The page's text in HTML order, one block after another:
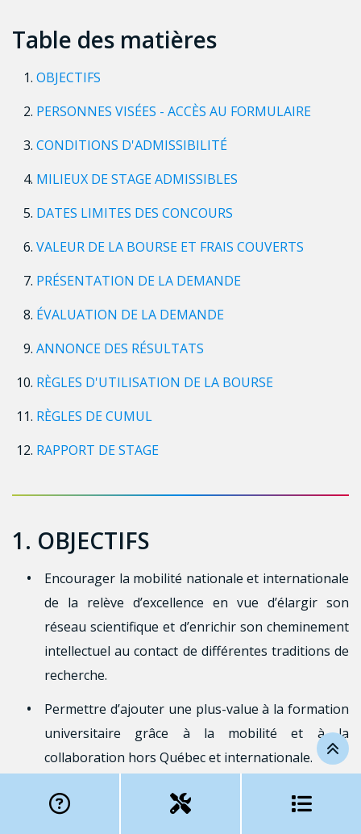
Table des matières
OBJECTIFS
PERSONNES VISÉES - ACCÈS AU FORMULAIRE
CONDITIONS D'ADMISSIBILITÉ
MILIEUX DE STAGE ADMISSIBLES
DATES LIMITES DES CONCOURS
VALEUR DE LA BOURSE ET FRAIS COUVERTS
PRÉSENTATION DE LA DEMANDE
ÉVALUATION DE LA DEMANDE
ANNONCE DES RÉSULTATS
RÈGLES D'UTILISATION DE LA BOURSE
RÈGLES DE CUMUL
RAPPORT DE STAGE
1. OBJECTIFS
Encourager la mobilité nationale et internationale
de la relève d’excellence en vue d’élargir son
réseau scientifique et d’enrichir son cheminement
intellectuel au contact de différentes traditions de
recherche.
Permettre d’ajouter une plus-value à la formation
universitaire grâce à la mobilité et à la
collaboration hors Québec et internationale.
Favoriser les échanges scientifiques et l’ouverture
à de nouvelles perspectives de recherche.